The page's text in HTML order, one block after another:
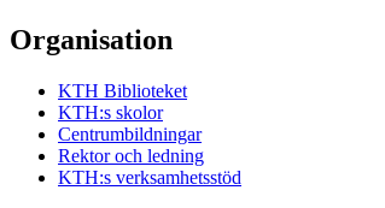
Organisation
KTH Biblioteket
KTH:s skolor
Centrumbildningar
Rektor och ledning
KTH:s verksamhetsstöd